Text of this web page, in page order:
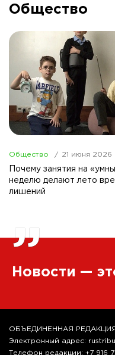
Общество
Общество 21 июня 2026
Почему занятия на
неделю делают лето
лишений
”
Новости —
ОБЪЕДИНЕННАЯ
Электронный адрес:
Телефон редакции: +7 916